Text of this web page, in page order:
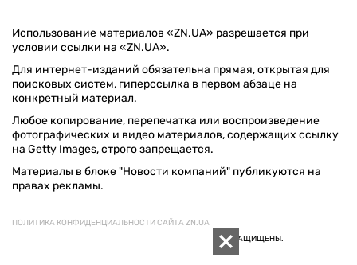
Использование материалов «ZN.UA» разрешается при
условии ссылки на «ZN.UA».
Для интернет-изданий обязательна прямая, открытая для
поисковых систем, гиперссылка в первом абзаце на
конкретный материал.
Любое копирование, перепечатка или воспроизведение
фотографических и видео материалов, содержащих ссылку
на Getty Images, строго запрещается.
Материалы в блоке "Новости компаний" публикуются на
правах рекламы.
ПОЛИТИКА КОНФИДЕНЦИАЛЬНОСТИ САЙТА ZN.UA
© 1994–2026 «ЗЕРКАЛО НЕДЕЛИ. УКРАИНА». ВСЕ ПРАВА ЗАЩИЩЕНЫ.